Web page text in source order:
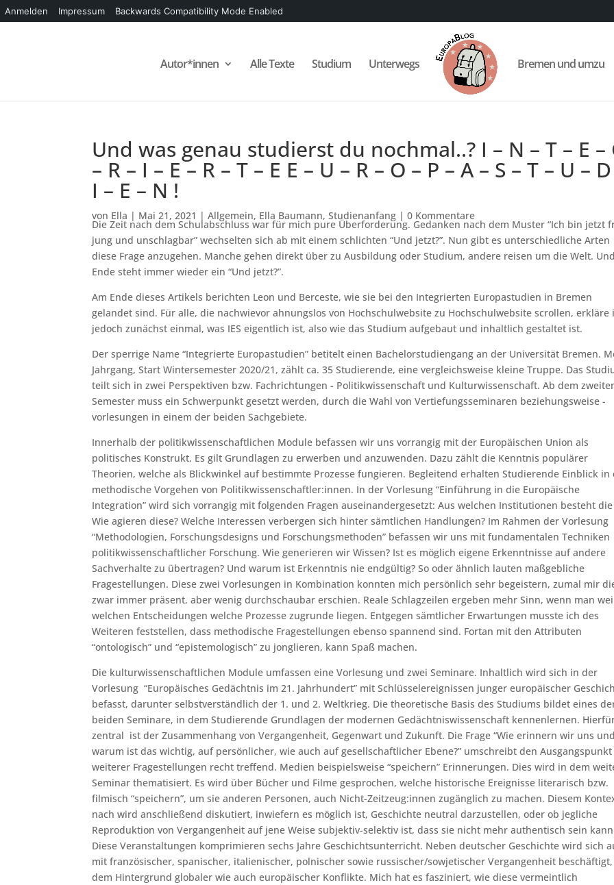
Anmelden Impressum Backwards Compatibility Mode Enabled
Autor*innen Alle Texte Studium Unterwegs Bremen und umzu
Und was genau studierst du nochmal..? I – N – T – E –
– R – I – E – R – T – E E – U – R – O – P – A – S – T – U –
I – E – N !
von Ella | Mai 21, 2021 |Allgemein, Ella Baumann,Studienanfang |0 Kommentare
Die Zeit nach dem Schulabschluss war für mich pure Überforderung. Gedanken nach dem Muster “Ich bin jetzt
jung und unschlagbar” wechselten sich ab mit einem schlichten “Und jetzt?”. Nun gibt es unterschiedliche Arten
diese Frage anzugehen. Manche gehen direkt über zu Ausbildung oder Studium, andere reisen um die Welt.
Ende steht immer wieder ein “Und jetzt?”.
Am Ende dieses Artikels berichten Leon und Berceste, wie sie bei den Integrierten Europastudien in Bremen
gelandet sind. Für alle, die nachwievor ahnungslos von Hochschulwebsite zu Hochschulwebsite scrollen, erkläre
jedoch zunächst einmal, was IES eigentlich ist, also wie das Studium aufgebaut und inhaltlich gestaltet ist.
Der sperrige Name “Integrierte Europastudien” betitelt einen Bachelorstudiengang an der Universität Bremen.
Jahrgang, Start Wintersemester 2020/21, zählt ca. 35 Studierende, eine vergleichsweise kleine Truppe. Das
teilt sich in zwei Perspektiven bzw. Fachrichtungen - Politikwissenschaft und Kulturwissenschaft. Ab dem
Semester muss ein Schwerpunkt gesetzt werden, durch die Wahl von Vertiefungsseminaren beziehungsweise -
vorlesungen in einem der beiden Sachgebiete.
Innerhalb der politikwissenschaftlichen Module befassen wir uns vorrangig mit der Europäischen Union als
politisches Konstrukt. Es gilt Grundlagen zu erwerben und anzuwenden. Dazu zählt die Kenntnis populärer
Theorien, welche als Blickwinkel auf bestimmte Prozesse fungieren. Begleitend erhalten Studierende Einblick in
methodische Vorgehen von Politikwissenschaftler:innen. In der Vorlesung “Einführung in die Europäische
Integration” wird sich vorrangig mit folgenden Fragen auseinandergesetzt: Aus welchen Institutionen besteht die
Wie agieren diese? Welche Interessen verbergen sich hinter sämtlichen Handlungen? Im Rahmen der Vorlesung
“Methodologien, Forschungsdesigns und Forschungsmethoden” befassen wir uns mit fundamentalen Techniken
politikwissenschaftlicher Forschung. Wie generieren wir Wissen? Ist es möglich eigene Erkenntnisse auf andere
Sachverhalte zu übertragen? Und warum ist Erkenntnis nie endgültig? So oder ähnlich lauten maßgebliche
Fragestellungen. Diese zwei Vorlesungen in Kombination konnten mich persönlich sehr begeistern, zumal mir
zwar immer präsent, aber wenig durchschaubar erschien. Reale Schlagzeilen ergeben mehr Sinn, wenn man
welchen Entscheidungen welche Prozesse zugrunde liegen. Entgegen sämtlicher Erwartungen musste ich des
Weiteren feststellen, dass methodische Fragestellungen ebenso spannend sind. Fortan mit den Attributen
“ontologisch” und “epistemologisch” zu jonglieren, kann Spaß machen.
Die kulturwissenschaftlichen Module umfassen eine Vorlesung und zwei Seminare. Inhaltlich wird sich in der
Vorlesung “Europäisches Gedächtnis im 21. Jahrhundert” mit Schlüsselereignissen junger europäischer
befasst, darunter selbstverständlich der 1. und 2. Weltkrieg. Die theoretische Basis des Studiums bildet eines
beiden Seminare, in dem Studierende Grundlagen der modernen Gedächtniswissenschaft kennenlernen.
zentral ist der Zusammenhang von Vergangenheit, Gegenwart und Zukunft. Die Frage “Wie erinnern wir uns und
warum ist das wichtig, auf persönlicher, wie auch auf gesellschaftlicher Ebene?” umschreibt den Ausgangspunkt
weiterer Fragestellungen recht treffend. Medien beispielsweise “speichern” Erinnerungen. Dies wird in dem
Seminar thematisiert. Es wird über Bücher und Filme gesprochen, welche historische Ereignisse literarisch bzw.
filmisch “speichern”, um sie anderen Personen, auch Nicht-Zeitzeug:innen zugänglich zu machen. Diesem
nach wird anschließend diskutiert, inwiefern es möglich ist, Geschichte neutral darzustellen, oder ob jegliche
Reproduktion von Vergangenheit auf jene Weise subjektiv-selektiv ist, dass sie nicht mehr authentisch sein
Diese Veranstaltungen komprimieren sechs Jahre Geschichtsunterricht. Neben deutscher Geschichte wird sich
mit französischer, spanischer, italienischer, polnischer sowie russischer/sowjetischer Vergangenheit
dem Hintergrund globaler wie auch europäischer Konflikte. Mich hat es fasziniert, wie diese vermeintlich